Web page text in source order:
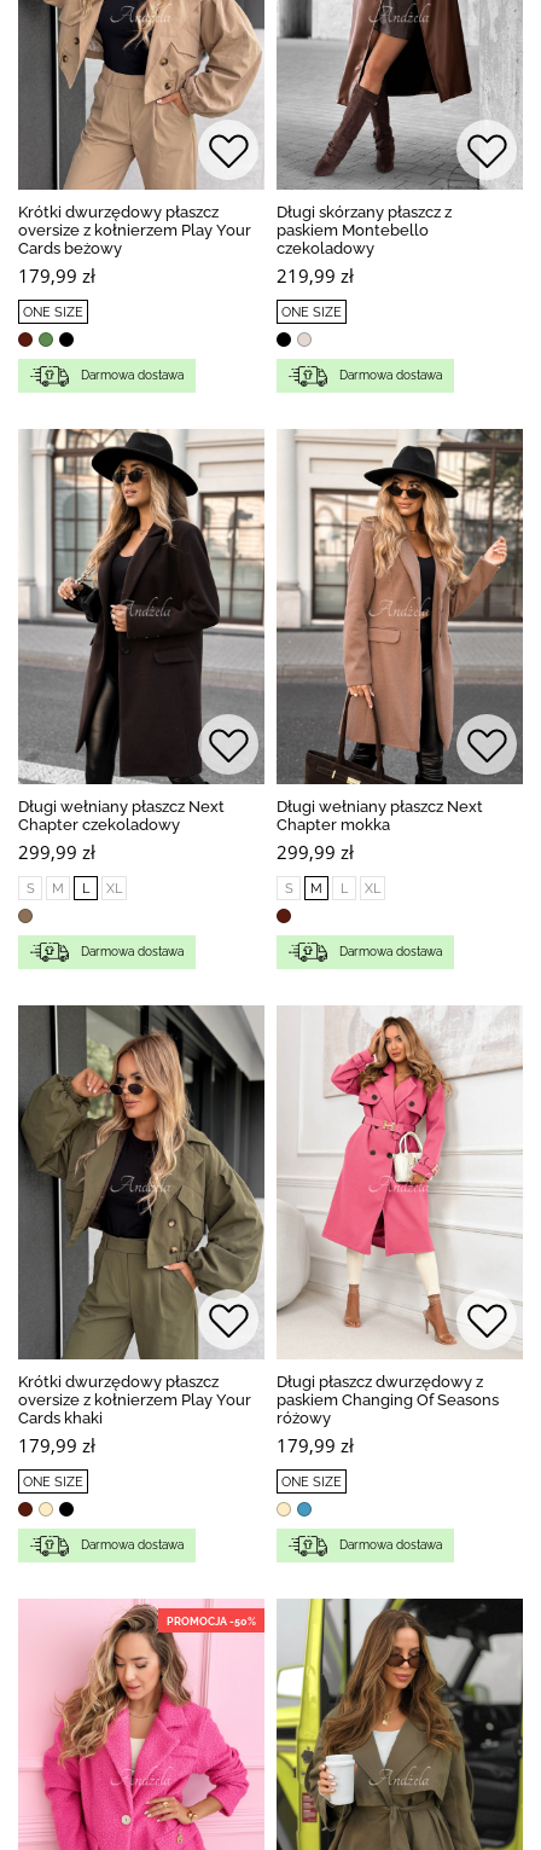
Krótki dwurzędowy płaszcz
oversize z kołnierzem Play Your
Cards beżowy
179,99 zł
ONE SIZE
Darmowa dostawa
Długi skórzany płaszcz z
paskiem Montebello
czekoladowy
219,99 zł
ONE SIZE
Darmowa dostawa
Długi wełniany płaszcz Next
Chapter czekoladowy
299,99 zł
S M L XL
Darmowa dostawa
Długi wełniany płaszcz Next
Chapter mokka
299,99 zł
S M L XL
Darmowa dostawa
Krótki dwurzędowy płaszcz
oversize z kołnierzem Play Your
Cards khaki
179,99 zł
ONE SIZE
Darmowa dostawa
Długi płaszcz dwurzędowy z
paskiem Changing Of Seasons
różowy
179,99 zł
ONE SIZE
Darmowa dostawa
PROMOCJA -50%